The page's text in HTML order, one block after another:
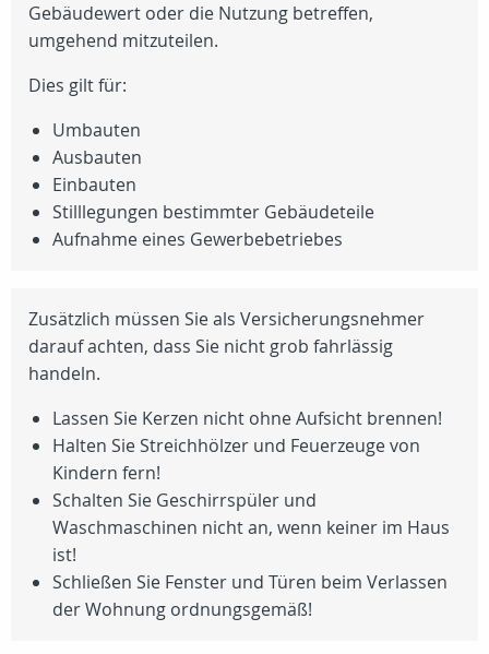
Gebäudewert oder die Nutzung betreffen,
umgehend mitzuteilen.
Dies gilt für:
Umbauten
Ausbauten
Einbauten
Stilllegungen bestimmter Gebäudeteile
Aufnahme eines Gewerbebetriebes
Zusätzlich müssen Sie als Versicherungsnehmer
darauf achten, dass Sie nicht grob fahrlässig
handeln.
Lassen Sie Kerzen nicht ohne Aufsicht brennen!
Halten Sie Streichhölzer und Feuerzeuge von
Kindern fern!
Schalten Sie Geschirrspüler und
Waschmaschinen nicht an, wenn keiner im Haus
ist!
Schließen Sie Fenster und Türen beim Verlassen
der Wohnung ordnungsgemäß!